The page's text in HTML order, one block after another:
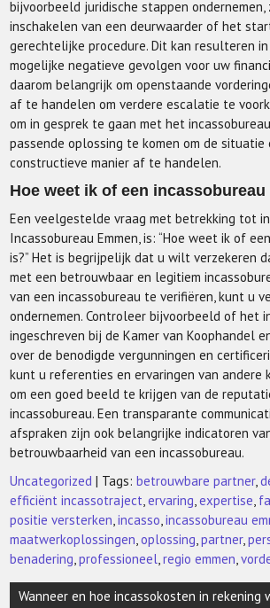
bijvoorbeeld juridische stappen
inschakelen van een deurwaarder of het
gerechtelijke procedure. Dit kan resulteren
mogelijke negatieve gevolgen voor uw
daarom belangrijk om openstaande
af te handelen om verdere escalatie te
om in gesprek te gaan met het
passende oplossing te komen om de situatie
constructieve manier af te handelen.
Hoe weet ik of een
Een veelgestelde vraag met betrekking tot
Incassobureau Emmen, is: “Hoe weet ik of
is?” Het is begrijpelijk dat u wilt verzekeren
met een betrouwbaar en legitiem
van een incassobureau te verifiëren, kunt u
ondernemen. Controleer bijvoorbeeld of het
ingeschreven bij de Kamer van Koophandel
over de benodigde vergunningen en
kunt u referenties en ervaringen van andere
om een goed beeld te krijgen van de
incassobureau. Een transparante
afspraken zijn ook belangrijke indicatoren
betrouwbaarheid van een incassobureau.
Uncategorized | Tags:betrouwbare partner,
efficiënt incassotraject ,ervaring ,expertise
positie versterken ,incasso ,incassobureau
maatwerkoplossingen ,oplossing ,partner,
benadering ,professioneel ,regio emmen ,
Berichtnavigatie
Wanneer en hoe incassokosten in rekening